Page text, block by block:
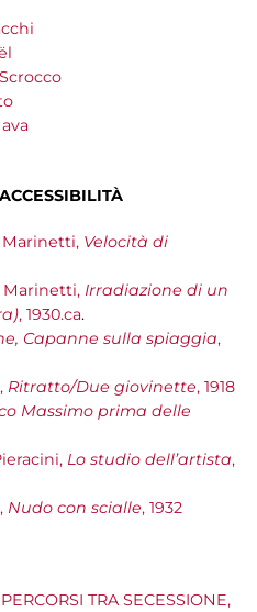
Velocità di
Marinetti, Irradiazione di un
, 1930.ca.
Capanne sulla spiaggia,
Ritratto/Due giovinette, 1918
Massimo prima delle
Lo studio dell’artista,
Nudo con scialle, 1932
TRA SECESSIONE,